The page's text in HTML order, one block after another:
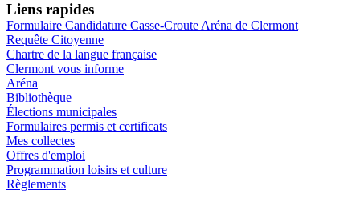
Liens rapides
Formulaire Candidature Casse-Croute Aréna de Clermont
Requête Citoyenne
Chartre de la langue française
Clermont vous informe
Aréna
Bibliothèque
Élections municipales
Formulaires permis et certificats
Mes collectes
Offres d'emploi
Programmation loisirs et culture
Règlements